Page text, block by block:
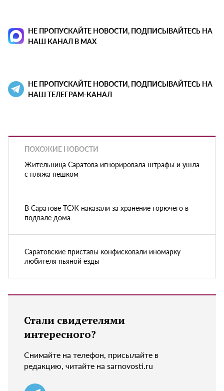
НЕ ПРОПУСКАЙТЕ НОВОСТИ, ПОДПИСЫВАЙТЕСЬ НА
НАШ КАНАЛ В MAX
НЕ ПРОПУСКАЙТЕ НОВОСТИ, ПОДПИСЫВАЙТЕСЬ НА
НАШ ТЕЛЕГРАМ-КАНАЛ
ПОХОЖИЕ НОВОСТИ
Жительница Саратова игнорировала штрафы и ушла
с пляжа пешком
В Саратове ТСЖ наказали за хранение горючего в
подвале дома
Саратовские приставы конфисковали иномарку
любителя пьяной езды
Стали свидетелями
интересного?
Снимайте на телефон, присылайте в
редакцию, читайте на sarnovosti.ru